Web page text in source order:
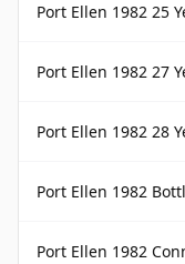
Port Ellen 1982 25 Year
Port Ellen 1982 27 Year
Port Ellen 1982 28
Port Ellen 1982 Bottled
Port Ellen 1982